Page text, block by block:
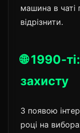
машина в чаті
відрізнити.
🌐 1990-
захисту
З появою
році на